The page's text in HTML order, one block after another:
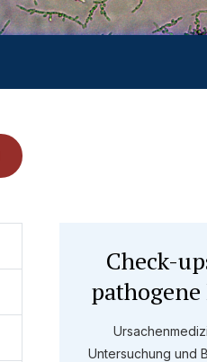
Check-
Untersuchung und